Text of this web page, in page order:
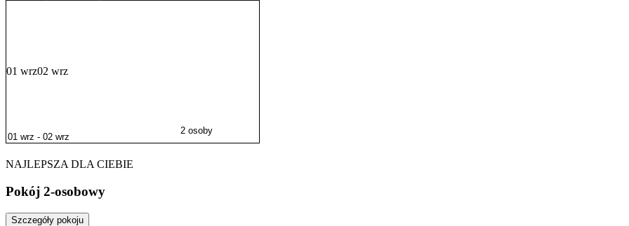
01 wrz02 wrz
2 osoby
NAJLEPSZA DLA CIEBIE
Pokój 2-osobowy
Szczegóły pokoju